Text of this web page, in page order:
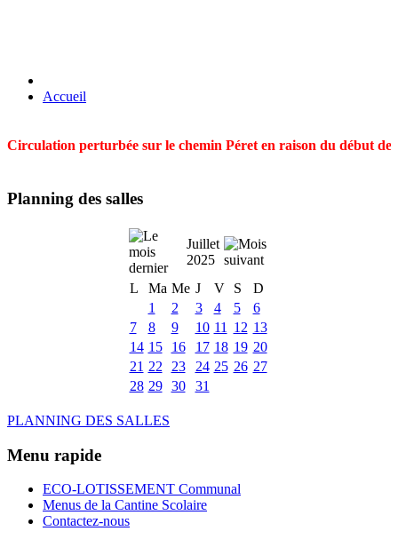
Accueil
Circulation perturbée sur le chemin Péret en raison du début
Planning des salles
Juillet
2025
L
Ma Me J V S
D
1
2 3 4 5
6
7
8 9 10 11 12 13
14 15 16 17 18 19 20
21 22 23 24 25 26 27
28 29 30 31
PLANNING DES SALLES
Menu rapide
ECO-LOTISSEMENT Communal
Menus de la Cantine Scolaire
Contactez-nous